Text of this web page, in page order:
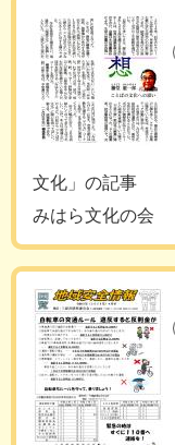
文化」の記事
みはら文化の会